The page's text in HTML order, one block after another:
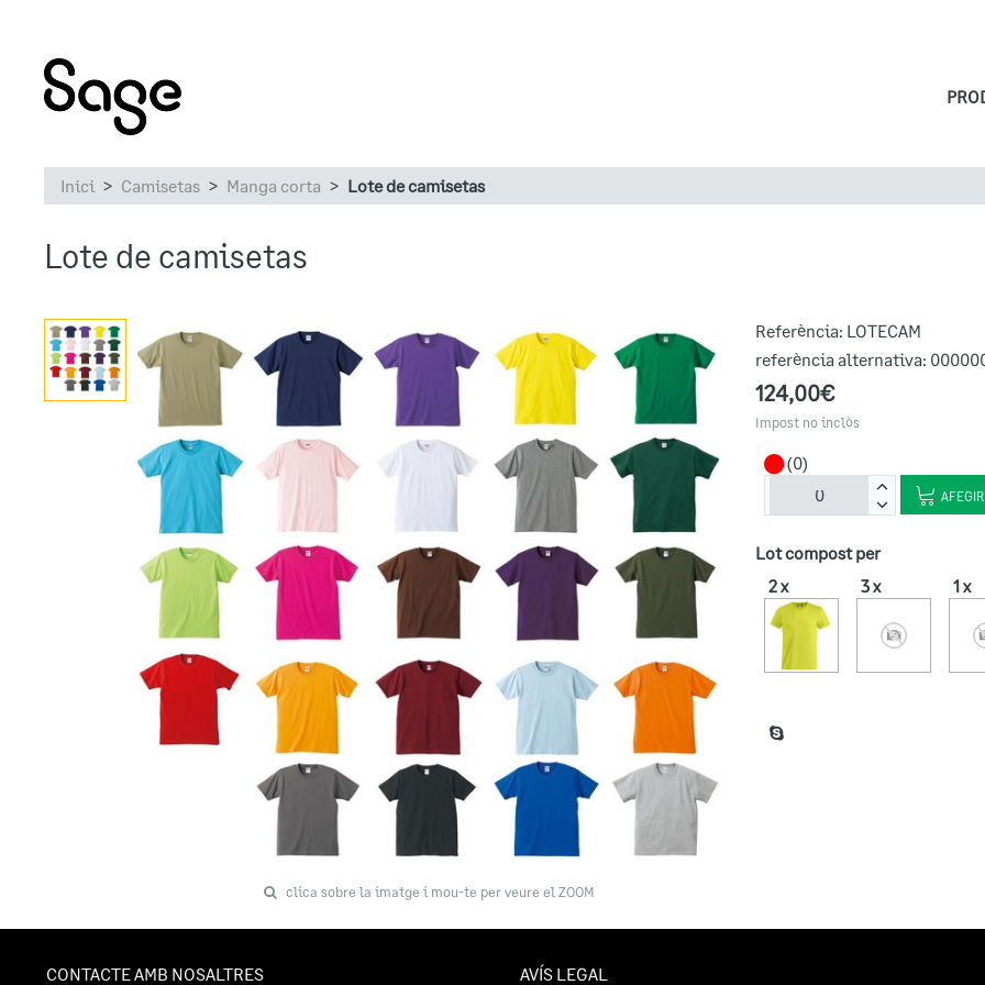
Inici Camisetas Manga corta Lote de camisetas
Lote de camisetas
clica sobre la imatge i mou-te per veure el ZOOM
Referència: LOTECAM
referència alternativa:
124,00€
Impost no inclòs
(0)
Lot compost per
2 x
3 x 1 x
CONTACTE AMB NOSALTRES AVÍS LEGAL